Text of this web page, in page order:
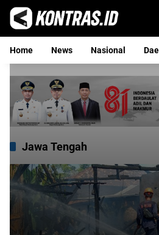
Langsung
konten
Home
News Nasional
Jawa Tengah